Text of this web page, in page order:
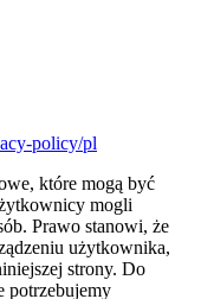
policy/pl
które mogą być
mogli
Prawo stanowi, że
użytkownika,
strony. Do
potrzebujemy